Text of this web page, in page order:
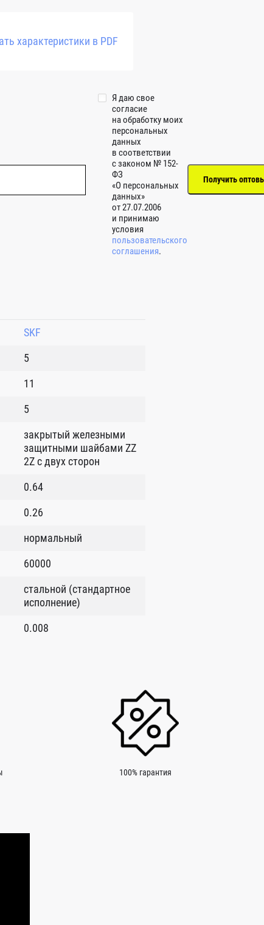
характеристики в PDF
Я даю свое
согласие
на обработку моих
персональных
данных
в соответствии
с законом № 152-
ФЗ
«О персональных
данных»
от 27.07.2006
и принимаю
условия
пользовательского
соглашения.
SKF
5
11
5
закрытый железными
защитными шайбами ZZ
2Z c двух сторон
0.64
0.26
нормальный
60000
стальной (стандартное
исполнение)
0.008
100% гарантия